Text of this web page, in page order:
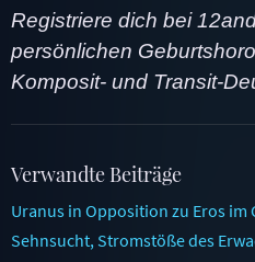
Registriere dich bei
persönlichen
Komposit- und Transit-
Verwandte Beiträge
Uranus in Opposition zu Eros
Sehnsucht, Stromstöße des